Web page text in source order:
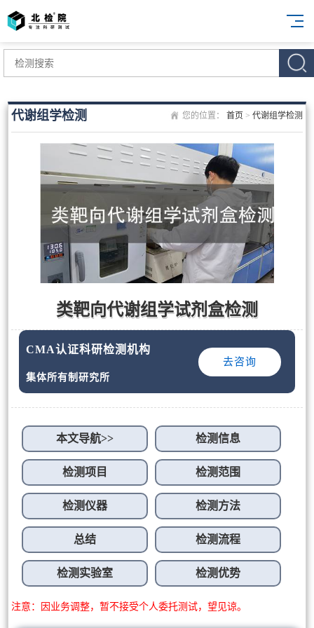
您的位置： 首页 > 代谢组学检测
代谢组学检测
类靶向代谢组学试剂盒检测
CMA认证科研检测机构
集体所有制研究所
去咨询
本文导航>> 检测信息
检测项目 检测范围
检测仪器 检测方法
总结 检测流程
检测实验室 检测优势
注意：因业务调整，暂不接受个人委托测试，望见谅。